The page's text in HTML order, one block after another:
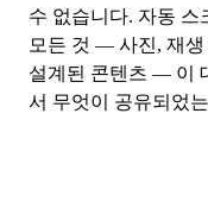
수 없습니다. 자동 스
모든 것 — 사진, 재
설계된 콘텐츠 — 이
서 무엇이 공유되었